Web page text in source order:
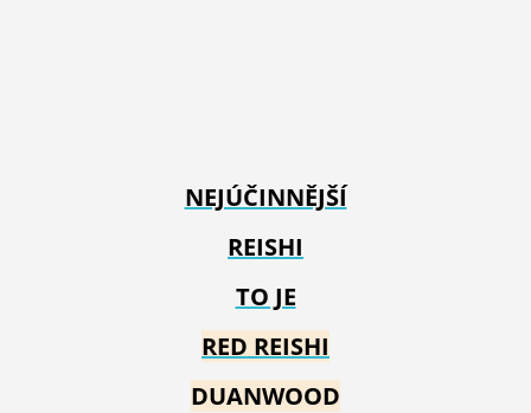
NEJÚČINNĚJŠÍ
REISHI
TO JE
RED REISHI
DUANWOOD